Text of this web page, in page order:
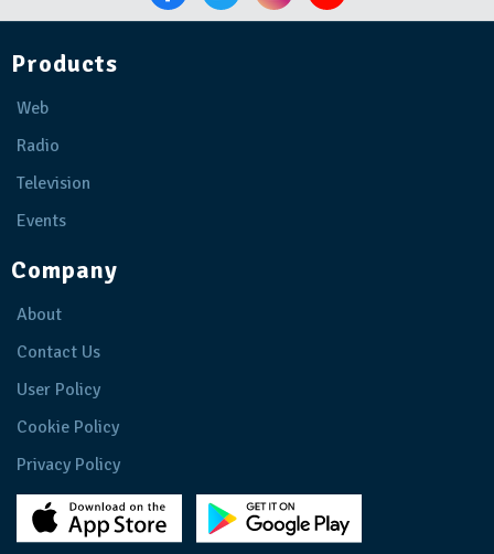
Products
Web
Radio
Television
Events
Company
About
Contact Us
User Policy
Cookie Policy
Privacy Policy